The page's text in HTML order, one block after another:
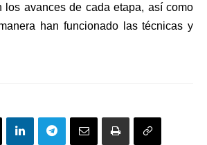
los avances de cada etapa, así como
han funcionado las técnicas y